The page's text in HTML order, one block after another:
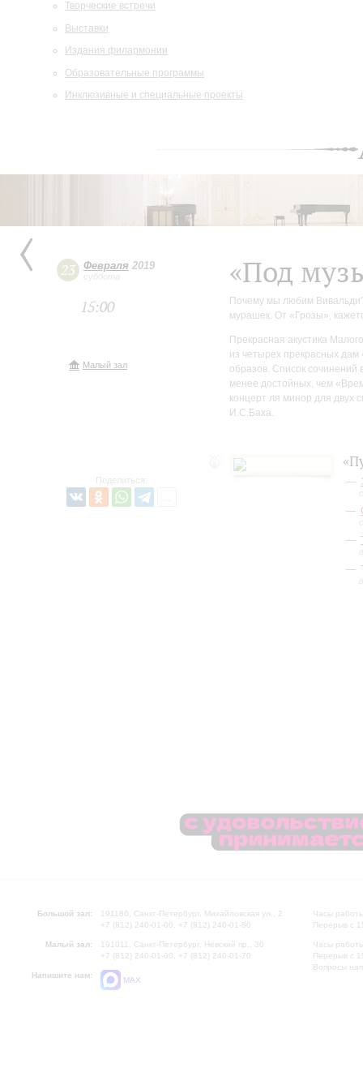
Творческие встречи
Выставки
Издания филармонии
Образовательные программы
Инклюзивные и специальные проекты
23 Февраля 2019
суббота
15:00
Малый зал
Поделиться:
«Под
Почему мы любим
мурашек. От «Грозы»,
Прекрасная акустика
из четырех прекрасных дам
образов. Список сочинений
менее достойных, чем
концерт ля минор для двух
И.С.Баха.
Большой зал:
191186, Санкт-Петербург, Михайловская ул., 2
+7 (812) 240-01-00, +7 (812) 240-01-80
Малый зал:
191011, Санкт-Петербург, Невский пр., 30
+7 (812) 240-01-00, +7 (812) 240-01-70
Напишите нам:
MAX
Часы
Перерыв с
Часы
Перерыв с
Вопросы